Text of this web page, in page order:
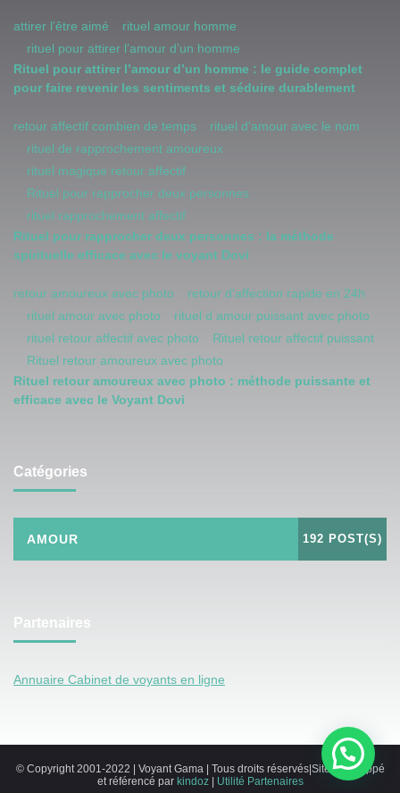
attirer l’être aimé
rituel amour homme
rituel pour attirer l’amour d’un homme
Rituel pour attirer l’amour d’un homme : le guide complet
pour faire revenir les sentiments et séduire durablement
retour affectif combien de temps
rituel d'amour avec le nom
rituel de rapprochement amoureux
rituel magique retour affectif
Rituel pour rapprocher deux personnes
rituel rapprochement affectif
Rituel pour rapprocher deux personnes : la méthode
spirituelle efficace avec le voyant Dovi
retour amoureux avec photo
retour d'affection rapide en 24h
rituel amour avec photo
rituel d amour puissant avec photo
rituel retour affectif avec photo
Rituel retour affectif puissant
Rituel retour amoureux avec photo
Rituel retour amoureux avec photo : méthode puissante et
efficace avec le Voyant Dovi
Catégories
AMOUR 192 POST(S)
Partenaires
Annuaire Cabinet de voyants en ligne
© Copyright 2001-2022 | Voyant Gama | Tous droits réservés|Site développé
et référencé par kindoz| Utilité Partenaires